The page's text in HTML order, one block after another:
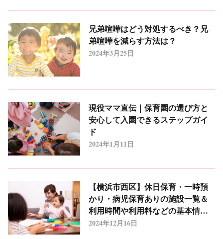
兄弟喧嘩はどう対処するべき？兄
弟喧嘩を減らす方法は？
2024年3月25日
現役ママ直伝｜保育園の選び方と
安心して入園できるステップガイ
ド
2024年1月11日
【横浜市西区】休日保育・一時預
かり・病児保育ありの施設一覧＆
利用時間や利用料などの基本情報
まとめ
2024年12月16日